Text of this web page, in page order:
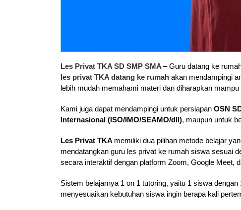
Les Privat TKA SD SMP SMA – Guru datang ke
les privat TKA datang ke rumah akan mendampingi
lebih mudah memahami materi dan diharapkan
Kami juga dapat mendampingi untuk persiapan OSN
Internasional (ISO/IMO/SEAMO/dll), maupun untuk
Les Privat TKA memiliki dua pilihan metode belajar
mendatangkan guru les privat ke rumah siswa sesuai
secara interaktif dengan platform Zoom, Google Meet,
Sistem belajarnya 1 on 1 tutoring, yaitu 1 siswa
menyesuaikan kebutuhan siswa ingin berapa kali